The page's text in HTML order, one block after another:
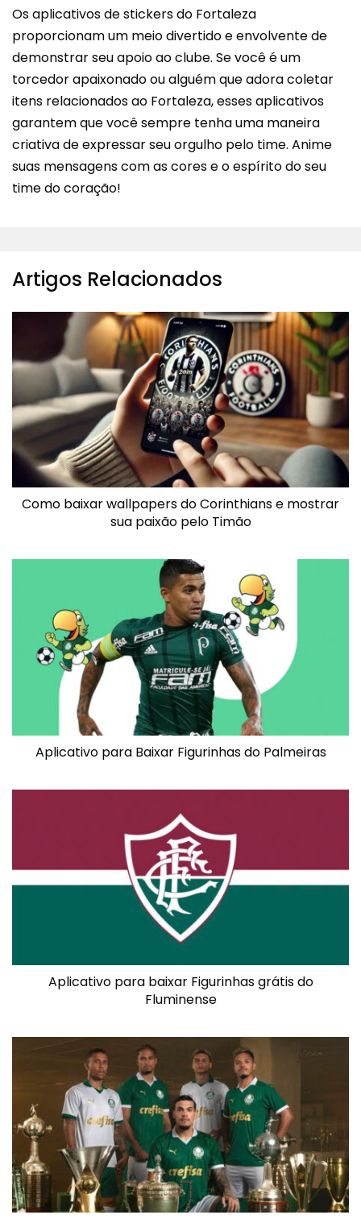
Os aplicativos de stickers do Fortaleza
proporcionam um meio divertido e envolvente de
demonstrar seu apoio ao clube. Se você é um
torcedor apaixonado ou alguém que adora coletar
itens relacionados ao Fortaleza, esses aplicativos
garantem que você sempre tenha uma maneira
criativa de expressar seu orgulho pelo time. Anime
suas mensagens com as cores e o espírito do seu
time do coração!
Artigos Relacionados
Como baixar wallpapers do Corinthians e mostrar
sua paixão pelo Timão
Aplicativo para Baixar Figurinhas do Palmeiras
Aplicativo para baixar Figurinhas grátis do
Fluminense